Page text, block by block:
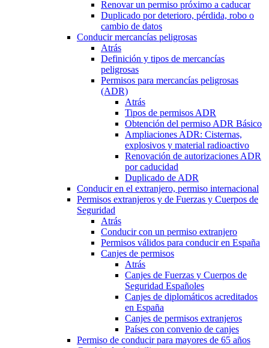
Renovar un permiso próximo a caducar
Duplicado por deterioro, pérdida, robo o
cambio de datos
Conducir mercancías peligrosas
Atrás
Definición y tipos de mercancías
peligrosas
Permisos para mercancías peligrosas
(ADR)
Atrás
Tipos de permisos ADR
Obtención del permiso ADR Básico
Ampliaciones ADR: Cisternas,
explosivos y material radioactivo
Renovación de autorizaciones ADR
por caducidad
Duplicado de ADR
Conducir en el extranjero, permiso internacional
Permisos extranjeros y de Fuerzas y Cuerpos de
Seguridad
Atrás
Conducir con un permiso extranjero
Permisos válidos para conducir en España
Canjes de permisos
Atrás
Canjes de Fuerzas y Cuerpos de
Seguridad Españoles
Canjes de diplomáticos acreditados
en España
Canjes de permisos extranjeros
Países con convenio de canjes
Permiso de conducir para mayores de 65 años